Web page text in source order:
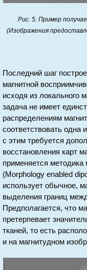
Рис. 5. Пример
(Изображения
Последний шаг
магнитной
исходя из локального
задача не имеет
распределениям
соответствовать одна
с этим требуется
восстановления карт
применяется
(Morphology enabled
использует обычное,
выделения границ
Предполагается, что
претерпевает
тканей, то есть
и на магнитудном